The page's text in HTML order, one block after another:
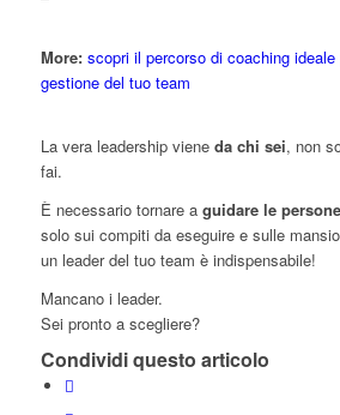
More:scopri il percorso di coaching ideale
gestione del tuo team
La vera leadership viene da chi sei, non
fai.
È necessario tornare a guidare le persone
solo sui compiti da eseguire e sulle
un leader del tuo team è indispensabile!
Mancano i leader.
Sei pronto a scegliere?
Condividi questo articolo